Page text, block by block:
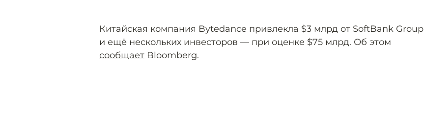
Китайская компания Bytedance привлекла $3 млрд от SoftBank Group
и ещё нескольких инвесторов — при оценке $75 млрд. Об этом
сообщает Bloomberg.